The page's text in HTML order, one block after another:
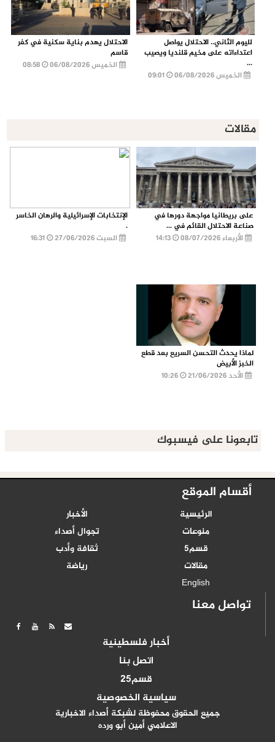
لليوم الثاني.. الاحتلال يواصل
اعتداءاته على مخيم قلنديا ويصيب
...
الخميس 06/08/2026
الاحتلال يهدم بناية سكنية في كفر
قاسم
الخميس 06/08/2026
08:58
مقالات
على بريطانيا مواجهة دورها في
صناعة الاحتلال القائم في ...
الأربعاء 08/07/2026
الإنتخابات الإسرائيلية والرهان الخاسر
.
السبت 27/06/2026
16:31
لماذا يحدث التحسن السريع بعد قطع
الخبز الأبيض
الأحد 21/06/2026
تابعونا على فيسبوك
أقسام الموقع
الرئيسية
الأخبار
منوعات
تجوال أصداء
قسم5
ثقافة وأدب
مقالات
رياضة
English
تواصل معنا
أخبار فلسطينية
اتصل بنا
قسم25
سياسية الخصوصية
جميع الحقوق محفوظة لشبكة أصداء الاخبارية
الاعلامي أمين أبو ورده